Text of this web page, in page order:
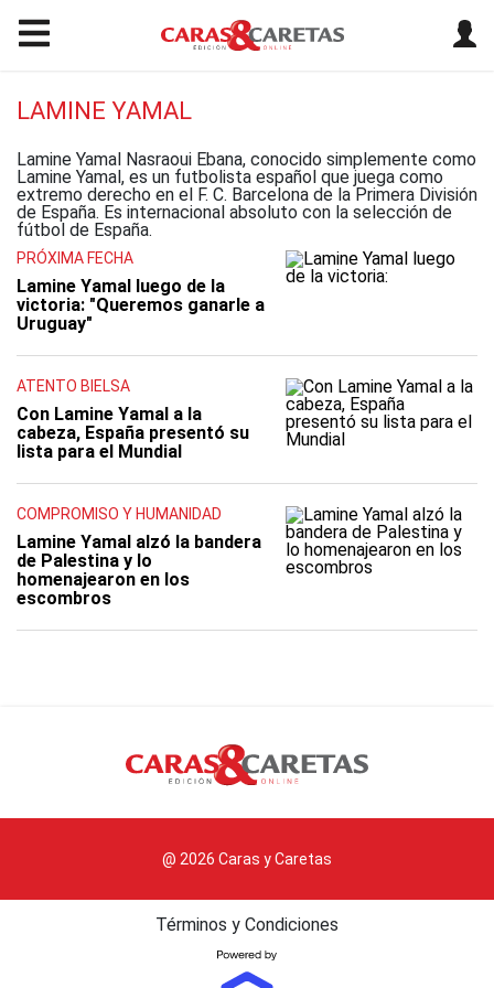
LAMINE YAMAL
Lamine Yamal Nasraoui Ebana, conocido simplemente como
Lamine Yamal, es un futbolista español que juega como
extremo derecho en el F. C. Barcelona de la Primera División
de España.​ Es internacional absoluto con la selección de
fútbol de España.
PRÓXIMA FECHA
Lamine Yamal luego de la
victoria: "Queremos ganarle a
Uruguay"
ATENTO BIELSA
Con Lamine Yamal a la
cabeza, España presentó su
lista para el Mundial
COMPROMISO Y HUMANIDAD
Lamine Yamal alzó la bandera
de Palestina y lo
homenajearon en los
escombros
@ 2026 Caras y Caretas
Términos y Condiciones